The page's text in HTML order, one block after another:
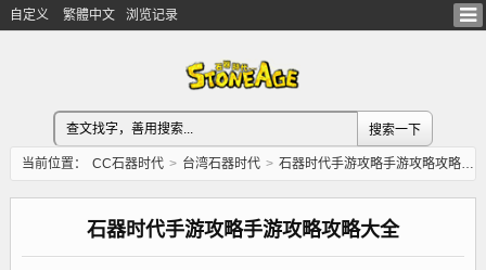
自定义 繁體中文 浏览记录
当前位置： CC石器时代 > 台湾石器时代 > 石器时代手游攻略手游攻略攻略大全
石器时代手游攻略手游攻略攻略大全